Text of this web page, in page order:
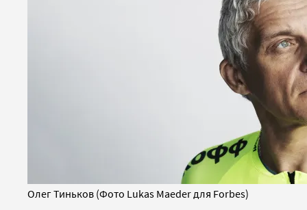
Олег Тиньков (Фото Lukas Maeder для Forbes)